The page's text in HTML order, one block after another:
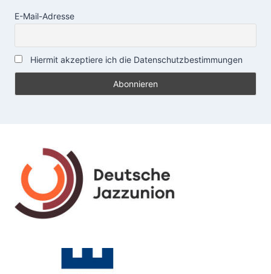
E-Mail-Adresse
Hiermit akzeptiere ich die Datenschutzbestimmungen